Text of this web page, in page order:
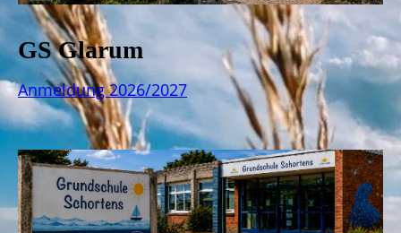
GS Glarum
Anmeldung 2026/2027